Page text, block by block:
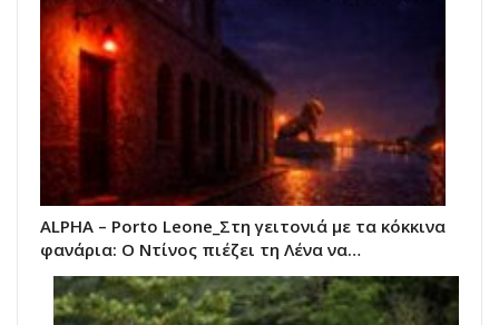
ALPHA – Porto Leone_Στη γειτονιά με τα κόκκινα
φανάρια: Ο Ντίνος πιέζει τη Λένα να…